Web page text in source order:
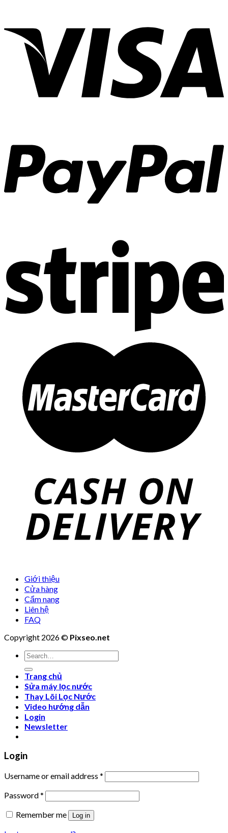
Giới thiệu
Cửa hàng
Cẩm nang
Liên hệ
FAQ
Copyright 2026 © Pixseo.net
Search
for:
Trang chủ
Sửa máy lọc nước
Thay Lõi Lọc Nước
Video hướng dẫn
Login
Newsletter
Login
Username or email address *
Password*
Remember me
Log in